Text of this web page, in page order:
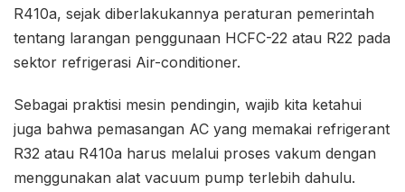
R410a, sejak diberlakukannya peraturan pemerintah
tentang larangan penggunaan HCFC-22 atau R22 pada
sektor refrigerasi Air-conditioner.
Sebagai praktisi mesin pendingin, wajib kita ketahui
juga bahwa pemasangan AC yang memakai refrigerant
R32 atau R410a harus melalui proses vakum dengan
menggunakan alat vacuum pump terlebih dahulu.